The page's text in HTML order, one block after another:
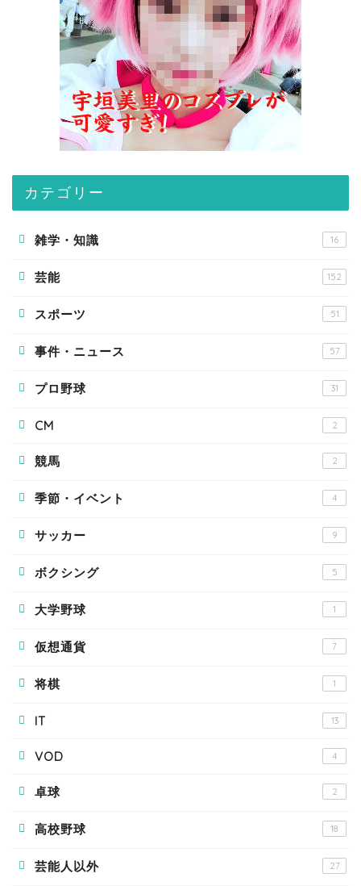
カテゴリー
雑学・知識 16
芸能 152
スポーツ 51
事件・ニュース 57
プロ野球 31
CM 2
競馬 2
季節・イベント 4
サッカー 9
ボクシング 5
大学野球 1
仮想通貨 7
将棋 1
IT 13
VOD 4
卓球 2
高校野球 18
芸能人以外 27